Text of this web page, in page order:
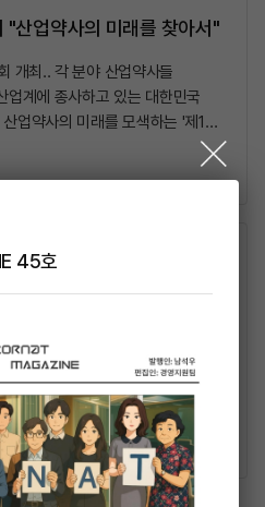
"산업약사의 미래를 찾아서"
개최.. 각 분야 산업약사들
업약사의 미래를 모색하는 '제1회
산업약사대회)가 한국산업약사회
퍼런스룸에서 개최했다.
제 내년초 IND"
합 let-7i-5p 안티센스
스모델서 항암효과, 생존기간
적으로 microRNA(miRNA)
는 대식세포 활성화 기전의 간암
(IND) 제출을 목표로 개발
45호